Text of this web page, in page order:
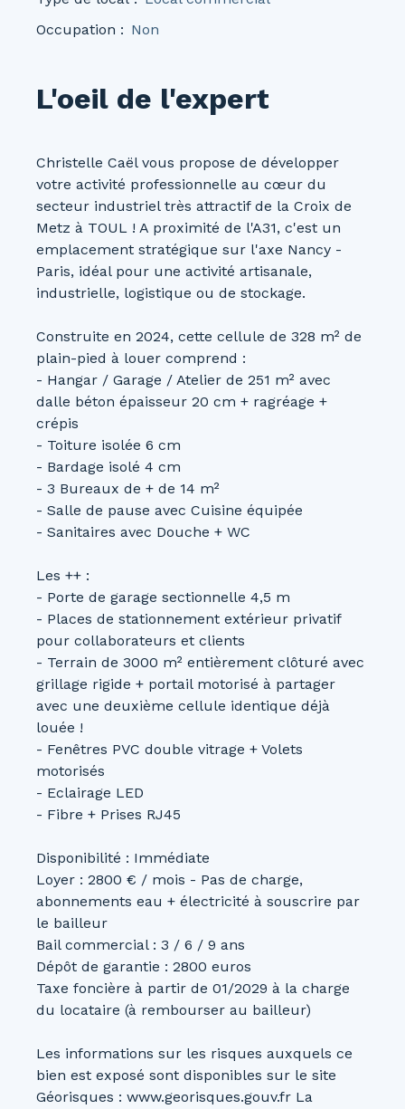
Occupation : Non
L'oeil de l'expert
Christelle Caël vous propose de développer
votre activité professionnelle au cœur du
secteur industriel très attractif de la Croix de
Metz à TOUL ! A proximité de l'A31, c'est un
emplacement stratégique sur l'axe Nancy -
Paris, idéal pour une activité artisanale,
industrielle, logistique ou de stockage.
Construite en 2024, cette cellule de 328 m² de
plain-pied à louer comprend :
- Hangar / Garage / Atelier de 251 m² avec
dalle béton épaisseur 20 cm + ragréage +
crépis
- Toiture isolée 6 cm
- Bardage isolé 4 cm
- 3 Bureaux de + de 14 m²
- Salle de pause avec Cuisine équipée
- Sanitaires avec Douche + WC
Les ++ :
- Porte de garage sectionnelle 4,5 m
- Places de stationnement extérieur privatif
pour collaborateurs et clients
- Terrain de 3000 m² entièrement clôturé avec
grillage rigide + portail motorisé à partager
avec une deuxième cellule identique déjà
louée !
- Fenêtres PVC double vitrage + Volets
motorisés
- Eclairage LED
- Fibre + Prises RJ45
Disponibilité : Immédiate
Loyer : 2800 € / mois - Pas de charge,
abonnements eau + électricité à souscrire par
le bailleur
Bail commercial : 3 / 6 / 9 ans
Dépôt de garantie : 2800 euros
Taxe foncière à partir de 01/2029 à la charge
du locataire (à rembourser au bailleur)
Les informations sur les risques auxquels ce
bien est exposé sont disponibles sur le site
Géorisques : www.georisques.gouv.fr La